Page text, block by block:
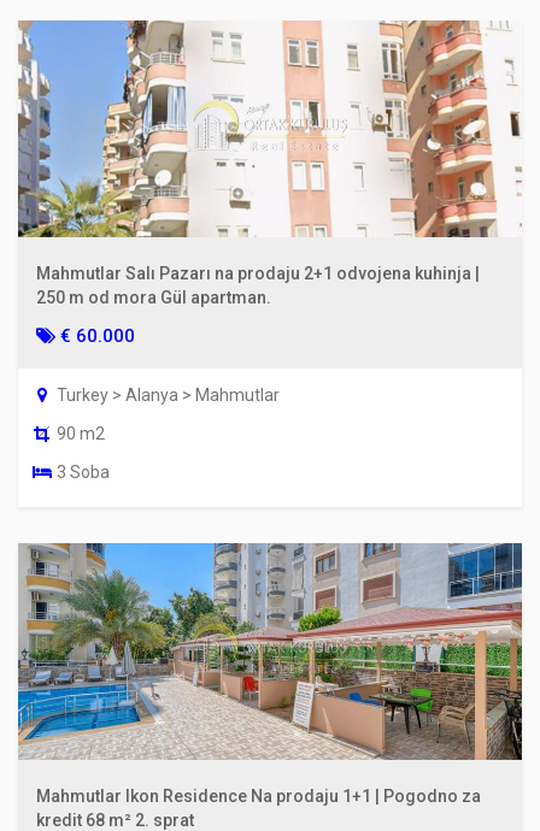
Mahmutlar Salı Pazarı na prodaju 2+1 odvojena kuhinja |
250 m od mora Gül apartman.
€ 60.000
Turkey > Alanya > Mahmutlar
90 m2
3 Soba
Mahmutlar Ikon Residence Na prodaju 1+1 | Pogodno za
kredit 68 m² 2. sprat